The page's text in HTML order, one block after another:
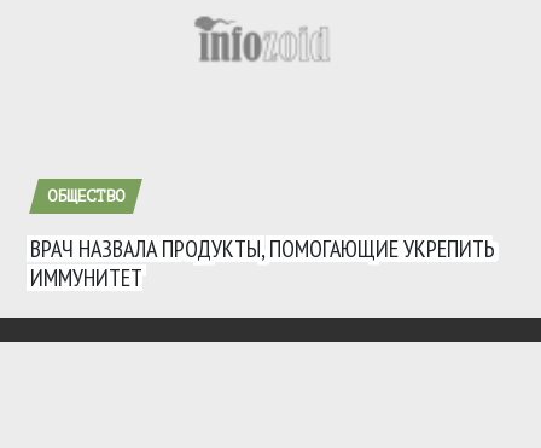
ОБЩЕСТВО
ВРАЧ НАЗВАЛА ПРОДУКТЫ, ПОМОГАЮЩИЕ УКРЕПИТЬ
ИММУНИТЕТ